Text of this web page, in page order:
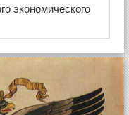
экономического